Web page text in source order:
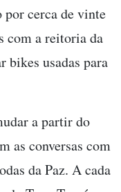
por cerca de vinte
com a reitoria da
bikes usadas para
a partir do
as conversas com
da Paz. A cada